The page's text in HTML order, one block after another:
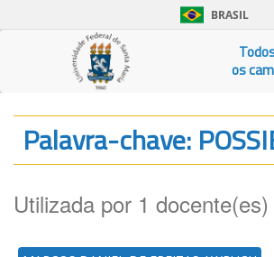
BRASIL
os
Palavra-chave:
Utilizada por 1